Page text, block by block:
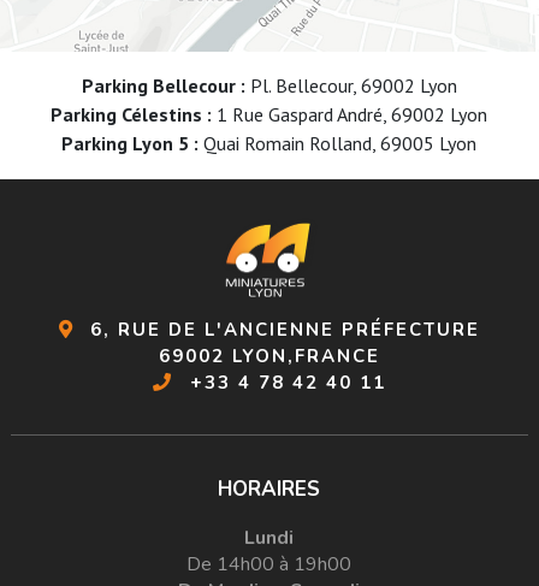
Parking Bellecour : Pl. Bellecour, 69002 Lyon
Parking Célestins : 1 Rue Gaspard André, 69002 Lyon
Parking Lyon 5 : Quai Romain Rolland, 69005 Lyon
6, RUE DE L'ANCIENNE PRÉFECTURE
69002 LYON,FRANCE
+33 4 78 42 40 11
HORAIRES
Lundi
De 14h00 à 19h00